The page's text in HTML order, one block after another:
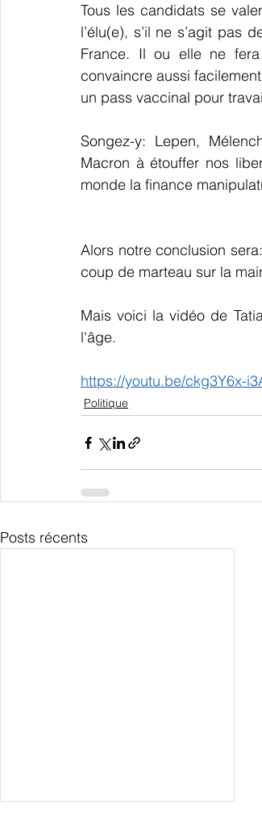
Tous les candidats se
l’élu(e), s’il ne s’agit pas
France. Il ou elle ne
convaincre aussi
un pass vaccinal pour
Songez-y: Lepen,
Macron à étouffer nos
monde la finance
Alors notre conclusion
coup de marteau sur la
Mais voici la vidéo de
l'âge.
https://youtu.be/ckg3Y6x-
Politique
Posts récents